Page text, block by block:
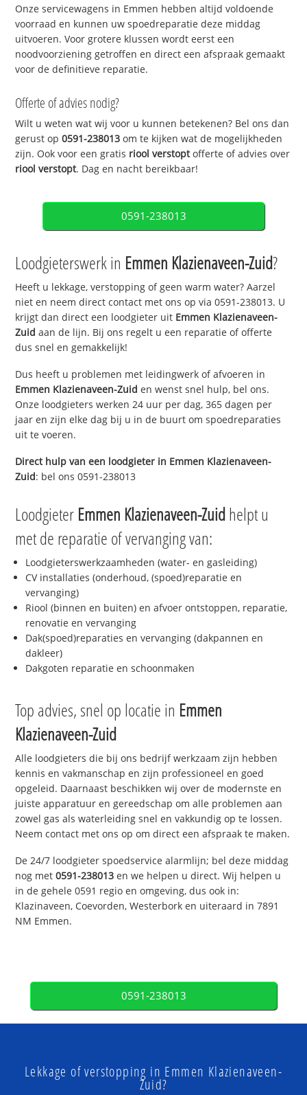
Onze servicewagens in Emmen hebben altijd voldoende
voorraad en kunnen uw spoedreparatie deze middag
uitvoeren. Voor grotere klussen wordt eerst een
noodvoorziening getroffen en direct een afspraak gemaakt
voor de definitieve reparatie.
Offerte of advies nodig?
Wilt u weten wat wij voor u kunnen betekenen? Bel ons dan
gerust op0591-238013 om te kijken wat de mogelijkheden
zijn. Ook voor een gratis riool verstoptofferte of advies over
riool verstopt. Dag en nacht bereikbaar!
0591-238013
Loodgieterswerk in Emmen Klazienaveen-Zuid?
Heeft u lekkage, verstopping of geen warm water? Aarzel
niet en neem direct contact met ons op via 0591-238013. U
krijgt dan direct een loodgieter uit Emmen Klazienaveen-
Zuid aan de lijn. Bij ons regelt u een reparatie of offerte
dus snel en gemakkelijk!
Dus heeft u problemen met leidingwerk of afvoeren in
Emmen Klazienaveen-Zuid en wenst snel hulp, bel ons.
Onze loodgieters werken 24 uur per dag, 365 dagen per
jaar en zijn elke dag bij u in de buurt om spoedreparaties
uit te voeren.
Direct hulp van een loodgieter in Emmen Klazienaveen-
Zuid: bel ons 0591-238013
Loodgieter Emmen Klazienaveen-Zuidhelpt u
met de reparatie of vervanging van:
Loodgieterswerkzaamheden (water- en gasleiding)
CV installaties (onderhoud, (spoed)reparatie en
vervanging)
Riool (binnen en buiten) en afvoer ontstoppen, reparatie,
renovatie en vervanging
Dak(spoed)reparaties en vervanging (dakpannen en
dakleer)
Dakgoten reparatie en schoonmaken
Top advies, snel op locatie in Emmen
Klazienaveen-Zuid
Alle loodgieters die bij ons bedrijf werkzaam zijn hebben
kennis en vakmanschap en zijn professioneel en goed
opgeleid. Daarnaast beschikken wij over de modernste en
juiste apparatuur en gereedschap om alle problemen aan
zowel gas als waterleiding snel en vakkundig op te lossen.
Neem contact met ons op om direct een afspraak te maken.
De 24/7 loodgieter spoedservice alarmlijn; bel deze middag
nog met0591-238013 en we helpen u direct. Wij helpen u
in de gehele 0591 regio en omgeving, dus ook in:
Klazinaveen, Coevorden, Westerbork en uiteraard in 7891
NM Emmen.
0591-238013
Lekkage of verstopping in Emmen Klazienaveen-
Zuid?